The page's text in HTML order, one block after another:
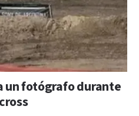
un fotógrafo durante